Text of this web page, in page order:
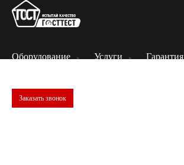
Оборудование Услуги Гарантия
Заказать звонок